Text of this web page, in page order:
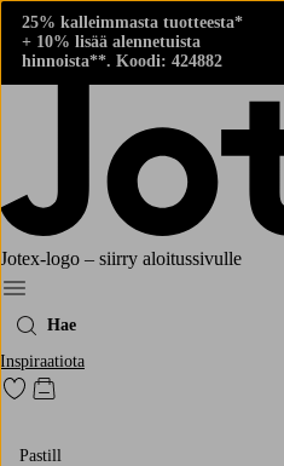
25% kalleimmasta tuotteesta*
+ 10% lisää alennetuista
hinnoista**. Koodi: 424882
Jotex-logo – siirry aloitussivulle
Menu
Hae
Inspiraatiota
Siirry merkittyihin suosikkituotteisiin
Siirry ostoskoriin
Pastill